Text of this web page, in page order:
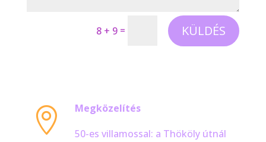
8 + 9 = KÜLDÉS

Megközelítés
50-es villamossal: a Thököly útnál